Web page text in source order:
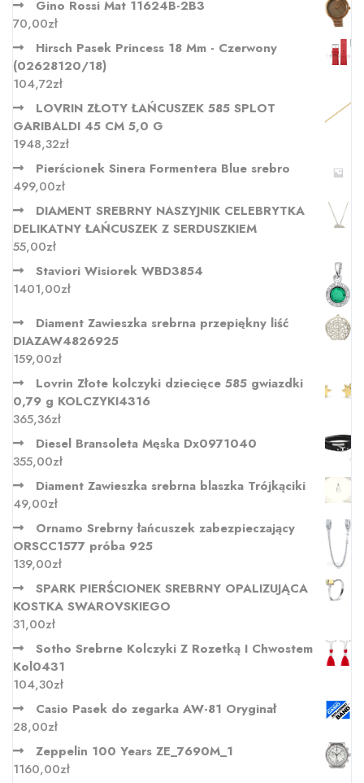
Gino Rossi Mat 11624B-2B3
70,00zł
Hirsch Pasek Princess 18 Mm - Czerwony
(02628120/18)
104,72zł
LOVRIN ZŁOTY ŁAŃCUSZEK 585 SPLOT
GARIBALDI 45 CM 5,0 G
1948,32zł
Pierścionek Sinera Formentera Blue srebro
499,00zł
DIAMENT SREBRNY NASZYJNIK CELEBRYTKA
DELIKATNY ŁAŃCUSZEK Z SERDUSZKIEM
55,00zł
Staviori Wisiorek WBD3854
1401,00zł
Diament Zawieszka srebrna przepiękny liść
DIAZAW4826925
159,00zł
Lovrin Złote kolczyki dziecięce 585 gwiazdki
0,79 g KOLCZYKI4316
365,36zł
Diesel Bransoleta Męska Dx0971040
355,00zł
Diament Zawieszka srebrna blaszka Trójkąciki
49,00zł
Ornamo Srebrny łańcuszek zabezpieczający
ORSCC1577 próba 925
139,00zł
SPARK PIERŚCIONEK SREBRNY OPALIZUJĄCA
KOSTKA SWAROVSKIEGO
31,00zł
Sotho Srebrne Kolczyki Z Rozetką I Chwostem
Kol0431
104,30zł
Casio Pasek do zegarka AW-81 Oryginał
28,00zł
Zeppelin 100 Years ZE_7690M_1
1160,00zł